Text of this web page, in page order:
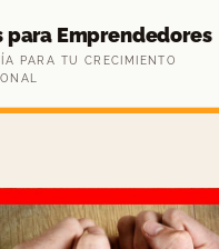
para Emprendedores
PARA TU CRECIMIENTO